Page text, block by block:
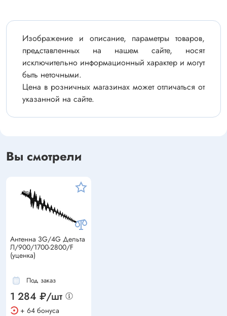
Изображение и описание, параметры товаров,
представленных на нашем сайте, носят
исключительно информационный характер и могут
быть неточными.
Цена в розничных магазинах может отличаться от
указанной на сайте.
Вы смотрели
Антенна 3G/4G Дельта
Л/900/1700-2800/F
(уценка)
Под заказ
1 284 ₽/шт
+ 64 бонуса